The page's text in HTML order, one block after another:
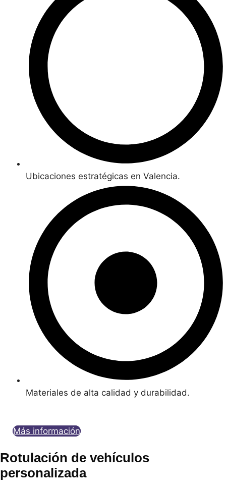
Ubicaciones estratégicas en Valencia.
Materiales de alta calidad y durabilidad.
Más información
Rotulación de vehículos
personalizada